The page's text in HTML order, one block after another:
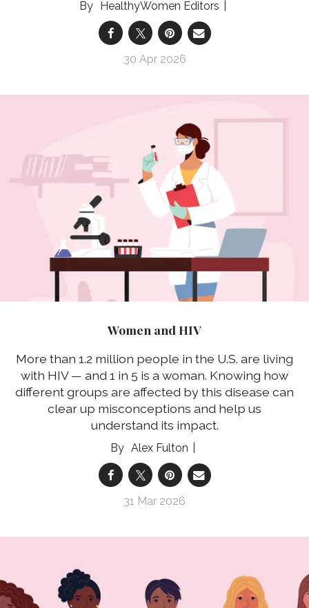
HealthyWomen Editors
30 Apr 2026
Women and HIV
More than 1.2 million people in the U.S. are living
with HIV — and 1 in 5 is a woman. Knowing how
different groups are affected by this disease can
clear up misconceptions and help us
understand its impact.
Alex Fulton
31 Mar 2026